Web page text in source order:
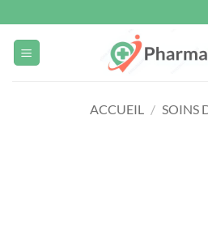
au
contenu
ACCUEIL / SOINS